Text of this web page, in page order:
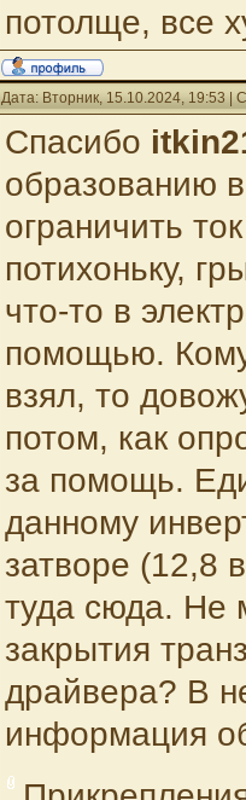
потолще, все
Дата: Вторник, 15.10.2024, 19:53 |
Спасибо
образованию
ограничить
потихоньку,
что-то в
помощью.
взял, то
потом, как
за помощь.
данному
затворе (12,8
туда сюда. Не
закрытия
драйвера? В
информация